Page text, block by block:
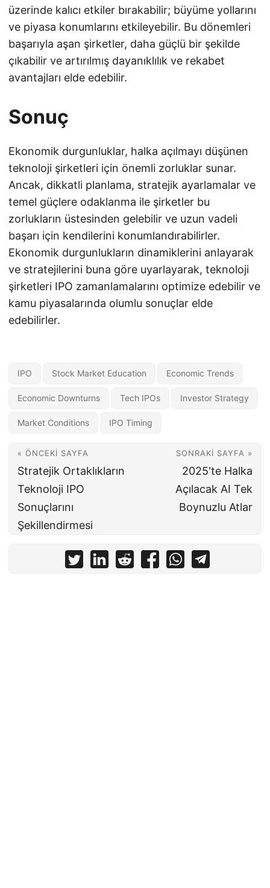
üzerinde kalıcı etkiler bırakabilir; büyüme yollarını
ve piyasa konumlarını etkileyebilir. Bu dönemleri
başarıyla aşan şirketler, daha güçlü bir şekilde
çıkabilir ve artırılmış dayanıklılık ve rekabet
avantajları elde edebilir.
Sonuç
Ekonomik durgunluklar, halka açılmayı düşünen
teknoloji şirketleri için önemli zorluklar sunar.
Ancak, dikkatli planlama, stratejik ayarlamalar ve
temel güçlere odaklanma ile şirketler bu
zorlukların üstesinden gelebilir ve uzun vadeli
başarı için kendilerini konumlandırabilirler.
Ekonomik durgunlukların dinamiklerini anlayarak
ve stratejilerini buna göre uyarlayarak, teknoloji
şirketleri IPO zamanlamalarını optimize edebilir ve
kamu piyasalarında olumlu sonuçlar elde
edebilirler.
IPO Stock Market Education Economic Trends
Economic Downturns Tech IPOs Investor Strategy
Market Conditions IPO Timing
« ÖNCEKI SAYFA
Stratejik Ortaklıkların
Teknoloji IPO
Sonuçlarını
Şekillendirmesi
SONRAKI SAYFA »
2025'te Halka
Açılacak AI Tek
Boynuzlu Atlar